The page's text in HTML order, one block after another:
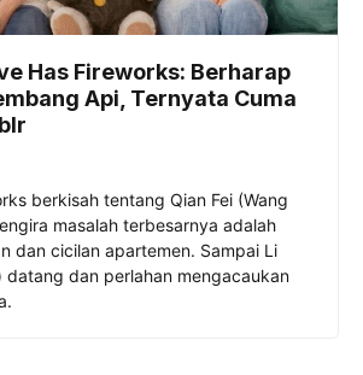
Has Fireworks: Berharap
Api, Ternyata Cuma
berkisah tentang Qian Fei (Wang
masalah terbesarnya adalah
dan cicilan apartemen. Sampai Li
datang dan perlahan mengacaukan